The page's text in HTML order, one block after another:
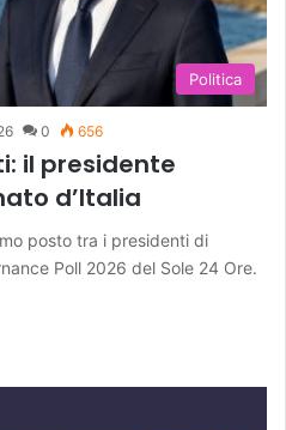
Politica
0 656
il presidente
d’Italia
posto tra i presidenti di
Poll 2026 del Sole 24 Ore.